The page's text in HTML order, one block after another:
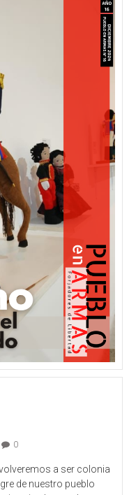
0
a ser colonia
de nuestro pueblo